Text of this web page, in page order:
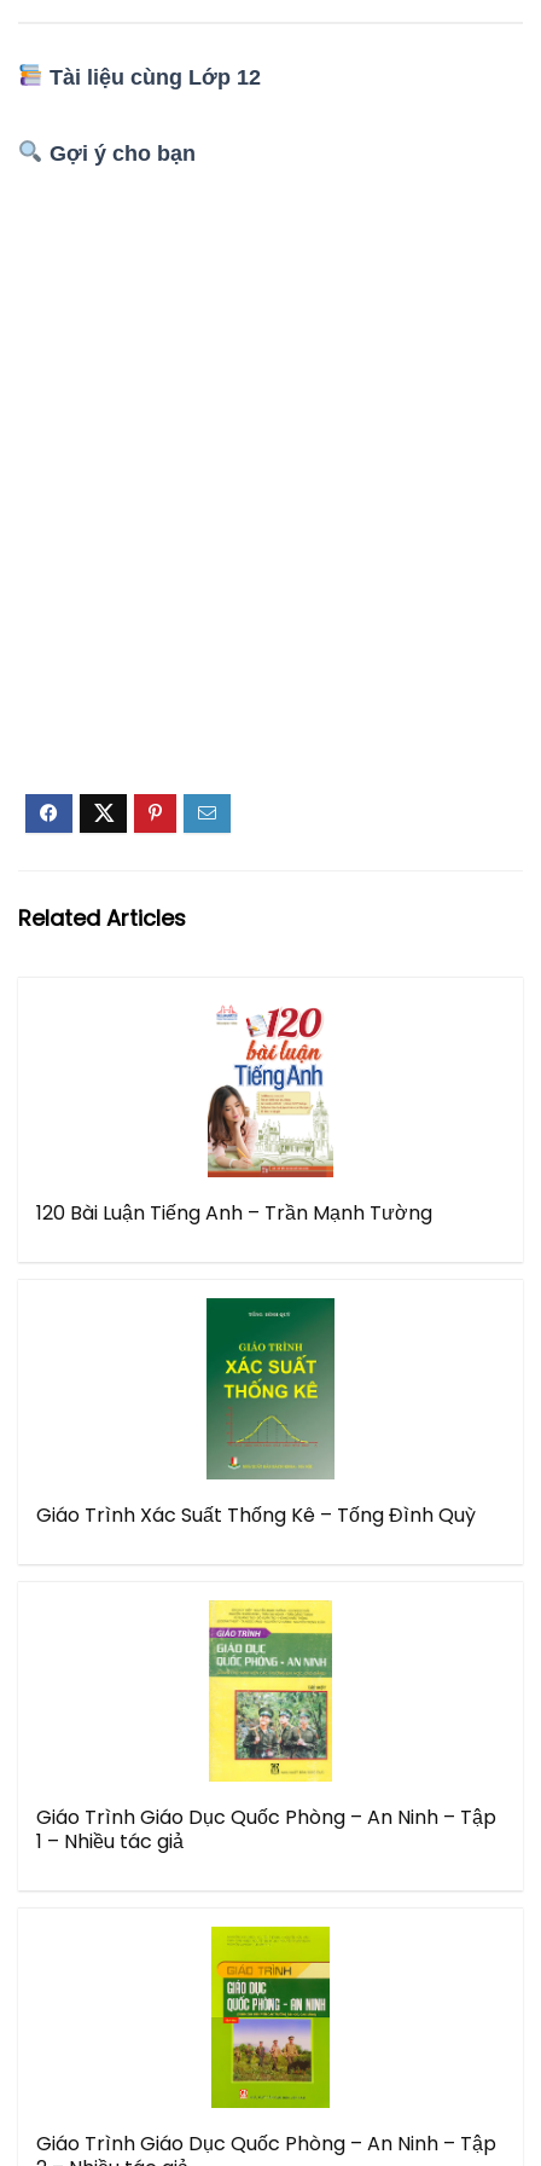
Tài liệu cùng Lớp 12
Gợi ý cho bạn
Related Articles
120 Bài Luận Tiếng Anh – Trần Mạnh Tường
Giáo Trình Xác Suất Thống Kê – Tống Đình Quỳ
Giáo Trình Giáo Dục Quốc Phòng – An Ninh – Tập
1 – Nhiều tác giả
Giáo Trình Giáo Dục Quốc Phòng – An Ninh – Tập